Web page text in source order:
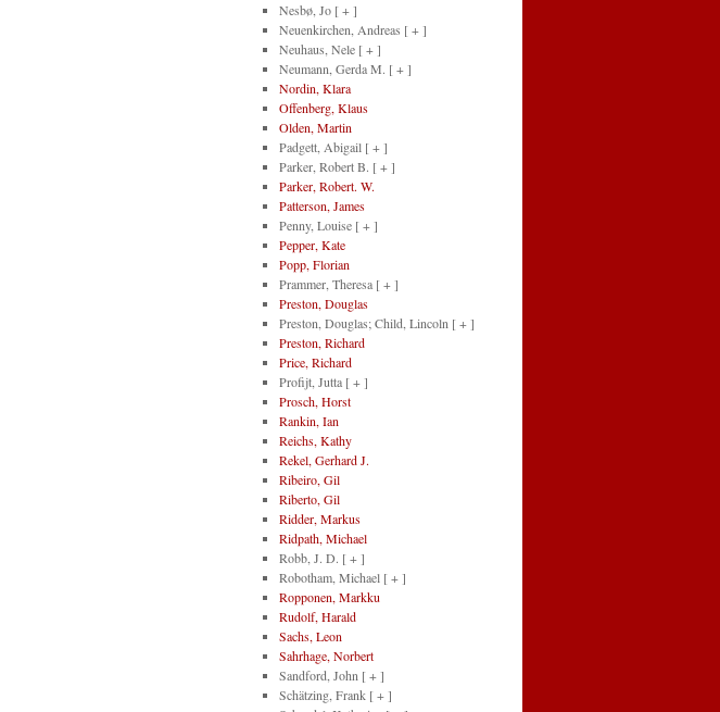
Nesbø, Jo [ + ]
Neuenkirchen, Andreas [ + ]
Neuhaus, Nele [ + ]
Neumann, Gerda M. [ + ]
Nordin, Klara
Offenberg, Klaus
Olden, Martin
Padgett, Abigail [ + ]
Parker, Robert B. [ + ]
Parker, Robert. W.
Patterson, James
Penny, Louise [ + ]
Pepper, Kate
Popp, Florian
Prammer, Theresa [ + ]
Preston, Douglas
Preston, Douglas; Child, Lincoln [ + ]
Preston, Richard
Price, Richard
Profijt, Jutta [ + ]
Prosch, Horst
Rankin, Ian
Reichs, Kathy
Rekel, Gerhard J.
Ribeiro, Gil
Riberto, Gil
Ridder, Markus
Ridpath, Michael
Robb, J. D. [ + ]
Robotham, Michael [ + ]
Ropponen, Markku
Rudolf, Harald
Sachs, Leon
Sahrhage, Norbert
Sandford, John [ + ]
Schätzing, Frank [ + ]